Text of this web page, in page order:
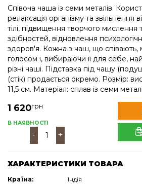
Співоча чаша із семи металів.
релаксація організму та звільнення
тілі, підвищення творчого мислення
здібностей, відновлення
здоров'я. Кожна з чаш, що співають,
голосом і, вибираючи її для себе,
різні чаші. Підставка під чашу
(стік) продається окремо. Розмір:
11,5 см. Матеріал: сплав із семи
1 620грн
В НАЯВНОСТІ
- +
ХАРАКТЕРИСТИКИ ТОВАРА
Країна: Індія